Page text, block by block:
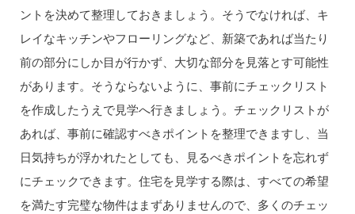
ントを決めて整理しておきましょう。そうでなければ、キ
レイなキッチンやフローリングなど、新築であれば当たり
前の部分にしか目が行かず、大切な部分を見落とす可能性
があります。そうならないように、事前にチェックリスト
を作成したうえで見学へ行きましょう。チェックリストが
あれば、事前に確認すべきポイントを整理できますし、当
日気持ちが浮かれたとしても、見るべきポイントを忘れず
にチェックできます。住宅を見学する際は、すべての希望
を満たす完璧な物件はまずありませんので、多くのチェッ